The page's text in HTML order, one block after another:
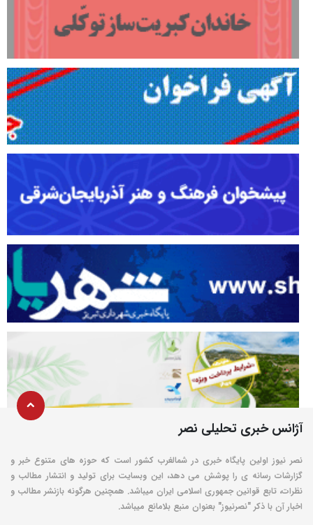
آژانس خبری تحلیلی نصر
نصر نیوز اولین پایگاه خبری در شمالغرب کشور است که حوزه های متنوع خبر و
گزارشات رسانه ی را پوشش می دهد، این وبسایت برای تولید و انتشار مطالب و
نظرات، تابع قوانین جمهوری اسلامی ایران میباشد. همچنین هرگونه بازنشر مطالب و
اخبار آن با ذکر "نصرنیوز" بعنوان منبع بلامانع میباشد.